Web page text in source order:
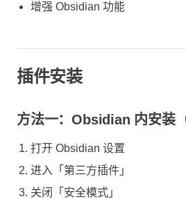
增强 Obsidian 功能
插件安装
方法一：Obsidian 内安装（
打开 Obsidian 设置
进入「第三方插件」
关闭「安全模式」